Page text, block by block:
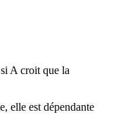
A croit que la
elle est dépendante